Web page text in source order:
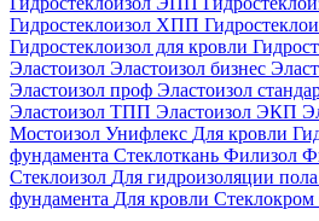
Гидростеклоизол ХПП
Гидростеклоизол для кровли
Эластоизол Эластоизол бизнес
Эластоизол проф Эластоизол
Эластоизол ТПП Эластоизол ЭКП
Мостоизол Унифлекс Для кровли
фундамента Стеклоткань Филизол
Стеклоизол Для гидроизоляции пола
фундамента Для кровли Стеклокром